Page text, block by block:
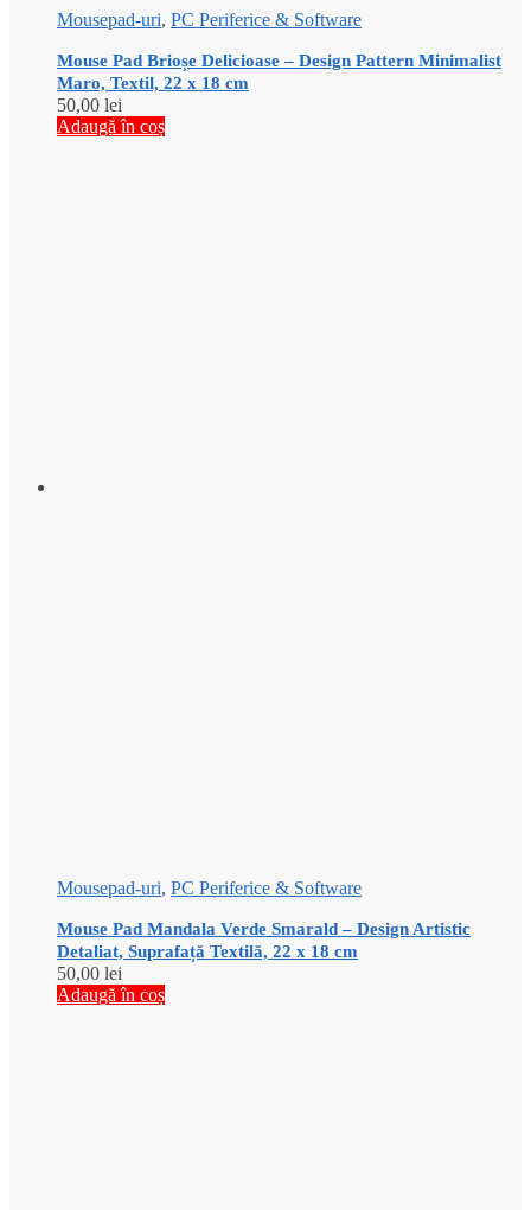
Mousepad-uri, PC Periferice & Software
Mouse Pad Brioșe Delicioase – Design Pattern Minimalist
Maro, Textil, 22 x 18 cm
50,00 lei
Adaugă în coș
Mousepad-uri, PC Periferice & Software
Mouse Pad Mandala Verde Smarald – Design Artistic
Detaliat, Suprafață Textilă, 22 x 18 cm
50,00 lei
Adaugă în coș